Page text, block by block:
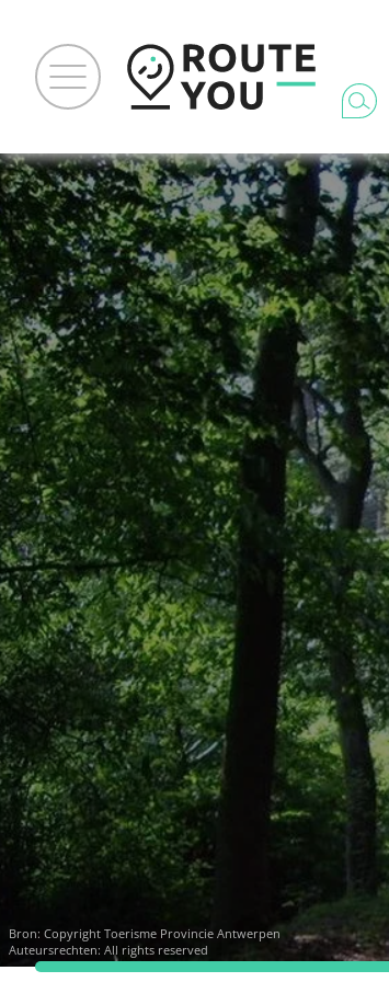
Bron: Copyright Toerisme Provincie Antwerpen
Auteursrechten: All rights reserved